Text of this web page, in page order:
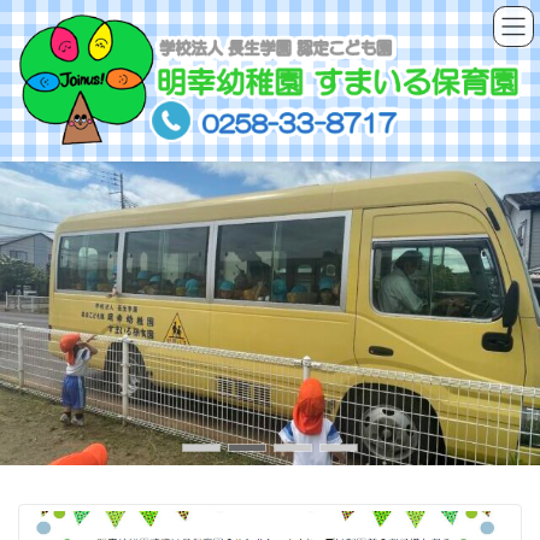
コ
ン
テ
ン
ツ
へ
ス
キ
ッ
プ
ナ
ビ
ゲ
ー
シ
ョ
ン
に
移
動